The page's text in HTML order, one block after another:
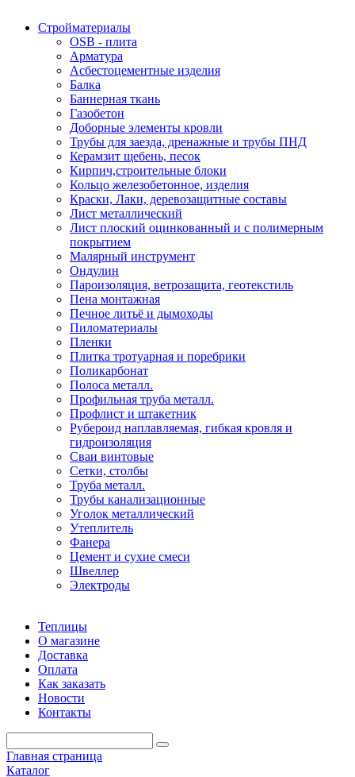
Стройматериалы
OSB - плита
Арматура
Асбестоцементные изделия
Балка
Баннерная ткань
Газобетон
Доборные элементы кровли
Трубы для заезда, дренажные и трубы ПНД
Керамзит щебень, песок
Кирпич,строительные блоки
Кольцо железобетонное, изделия
Краски, Лаки, деревозащитные составы
Лист металлический
Лист плоский оцинкованный и с полимерным
покрытием
Малярный инструмент
Ондулин
Пароизоляция, ветрозащита, геотекстиль
Пена монтажная
Печное литьё и дымоходы
Пиломатериалы
Пленки
Плитка тротуарная и поребрики
Поликарбонат
Полоса металл.
Профильная труба металл.
Профлист и штакетник
Рубероид наплавляемая, гибкая кровля и
гидроизоляция
Сваи винтовые
Сетки, столбы
Труба металл.
Трубы канализационные
Уголок металлический
Утеплитель
Фанера
Цемент и сухие смеси
Швеллер
Электроды
Теплицы
О магазине
Доставка
Оплата
Как заказать
Новости
Контакты
Главная страница
Каталог